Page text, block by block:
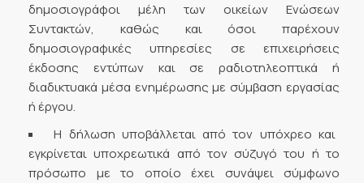
δημοσιογράφοι μέλη των οικείων Ενώσεων
Συντακτών, καθώς και όσοι παρέχουν
δημοσιογραφικές υπηρεσίες σε επιχειρήσεις
έκδοσης εντύπων και σε ραδιοτηλεοπτικά ή
διαδικτυακά μέσα ενημέρωσης με σύμβαση εργασίας
ή έργου.
Η δήλωση υποβάλλεται από τον υπόχρεο και
εγκρίνεται υποχρεωτικά από τον σύζυγό του ή το
πρόσωπο με το οποίο έχει συνάψει σύμφωνο